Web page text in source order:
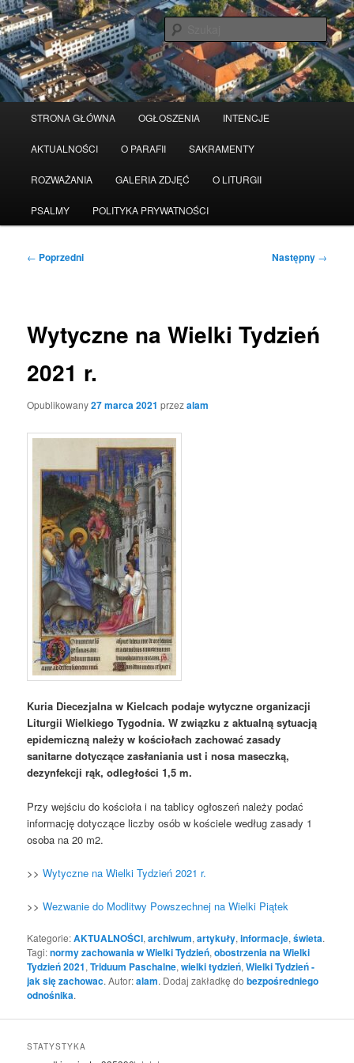
Przeskocz
do
tekstu
STRONA GŁÓWNA OGŁOSZENIA INTENCJE
AKTUALNOŚCI O PARAFII SAKRAMENTY
ROZWAŻANIA GALERIA ZDJĘĆ O LITURGII
PSALMY POLITYKA PRYWATNOŚCI
Nawigacja
← Poprzedni Następny →
Wytyczne na Wielki Tydzień
2021 r.
Opublikowany27 marca 2021 przezalam
Kuria Diecezjalna w Kielcach podaje wytyczne organizacji
Liturgii Wielkiego Tygodnia. W związku z aktualną sytuacją
epidemiczną należy w kościołach zachować zasady
sanitarne dotyczące zasłaniania ust i nosa maseczką,
dezynfekcji rąk, odległości 1,5 m.
Przy wejściu do kościoła i na tablicy ogłoszeń należy podać
informację dotyczące liczby osób w kościele według zasady 1
osoba na 20 m2.
>>Wytyczne na Wielki Tydzień 2021 r.
>>Wezwanie do Modlitwy Powszechnej na Wielki Piątek
Kategorie:AKTUALNOŚCI,archiwum,artykuły,informacje,świeta.
Tagi:normy zachowania w Wielki Tydzień,obostrzenia na Wielki
Tydzień 2021,Triduum Paschalne,wielki tydzień,Wielki Tydzień -
jak się zachowac. Autor:alam. Dodaj zakładkę dobezpośredniego
odnośnika.
STATYSTYKA
Serwis wykorzystuje pliki Cookies Czytaj więcej odrzuć